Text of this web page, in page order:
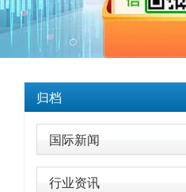
归档
国际新闻
行业资讯